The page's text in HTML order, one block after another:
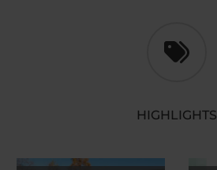
HIGHLIGHTS